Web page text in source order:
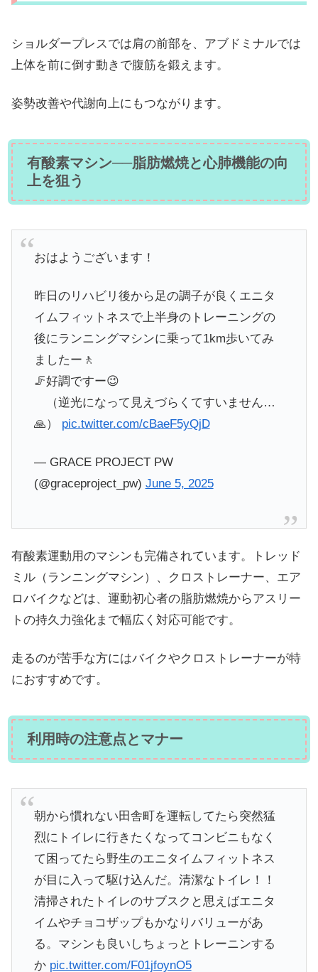
ショルダープレスでは肩の前部を、アブドミナルでは
上体を前に倒す動きで腹筋を鍛えます。
姿勢改善や代謝向上にもつながります。
有酸素マシン──脂肪燃焼と心肺機能の向
上を狙う
おはようございます！
昨日のリハビリ後から足の調子が良くエニタ
イムフィットネスで上半身のトレーニングの
後にランニングマシンに乗って1km歩いてみ
ましたー🚶
🦵好調ですー😉
（逆光になって見えづらくてすいません…
🙏） pic.twitter.com/cBaeF5yQjD
— GRACE PROJECT PW
(@graceproject_pw) June 5, 2025
有酸素運動用のマシンも完備されています。トレッド
ミル（ランニングマシン）、クロストレーナー、エア
ロバイクなどは、運動初心者の脂肪燃焼からアスリー
トの持久力強化まで幅広く対応可能です。
走るのが苦手な方にはバイクやクロストレーナーが特
におすすめです。
利用時の注意点とマナー
朝から慣れない田舎町を運転してたら突然猛
烈にトイレに行きたくなってコンビニもなく
て困ってたら野生のエニタイムフィットネス
が目に入って駆け込んだ。清潔なトイレ！！
清掃されたトイレのサブスクと思えばエニタ
イムやチョコザップもかなりバリューがあ
る。マシンも良いしちょっとトレーニンする
か pic.twitter.com/F01jfoynO5